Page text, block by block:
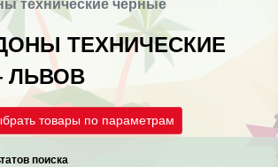
технические черные
ТЕХНИЧЕСКИЕ
ЛЬВОВ
товары по параметрам
поиска